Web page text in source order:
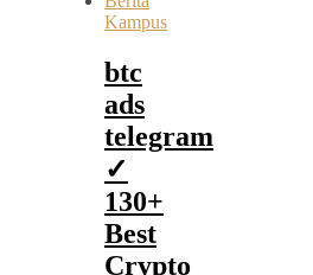
Kampus
btc
ads
telegram
✓
130+
Best
Crypto